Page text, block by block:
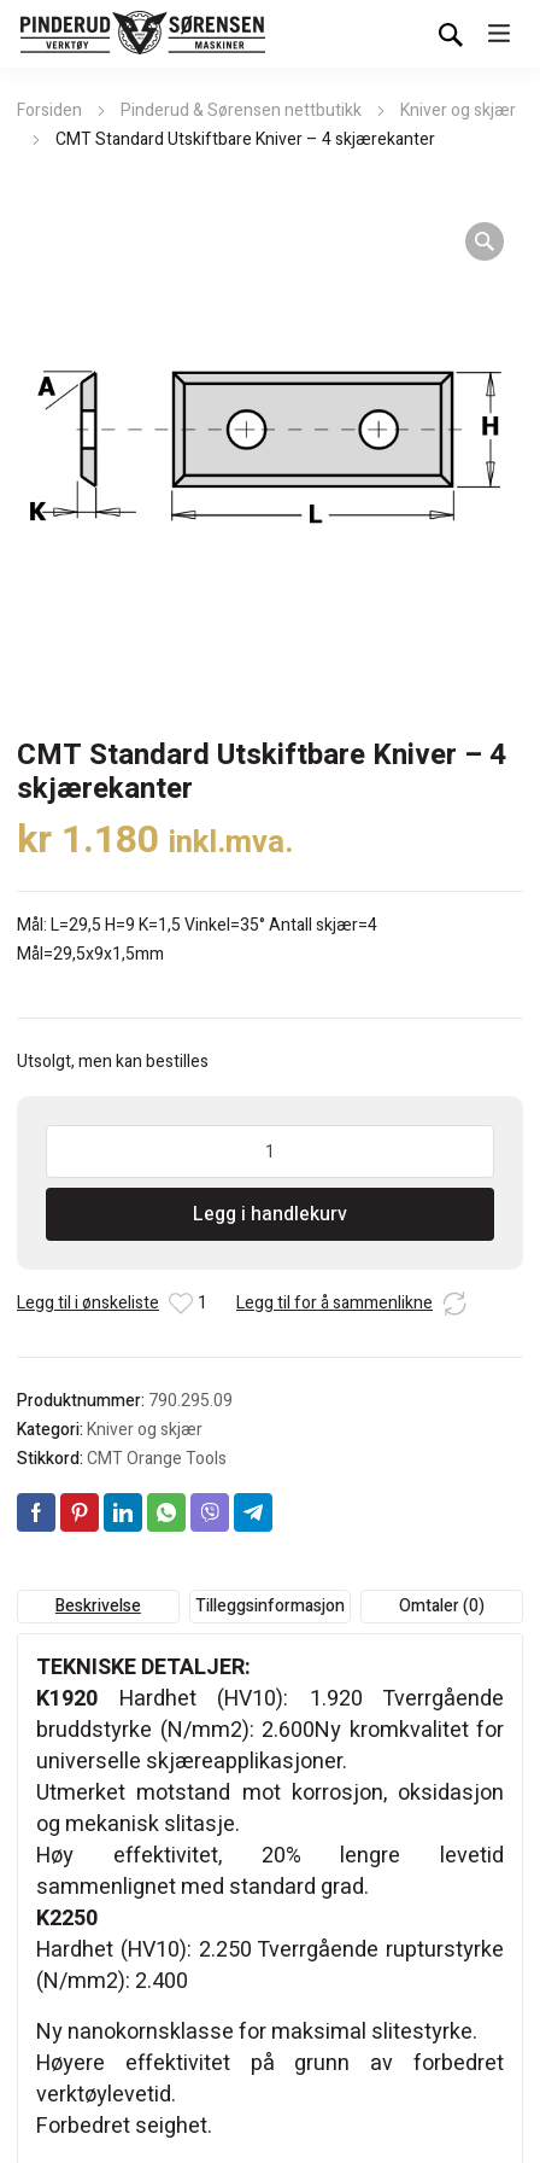
Forsiden Pinderud & Sørensen nettbutikk
Kniver og skjær
CMT Standard Utskiftbare Kniver – 4 skjærekanter
CMT Standard Utskiftbare Kniver – 4
skjærekanter
kr 1.180 inkl.mva.
Mål: L=29,5 H=9 K=1,5 Vinkel=35° Antall skjær=4
Mål=29,5x9x1,5mm
Utsolgt, men kan bestilles
Utskiftbare
-
skjærekanter
Legg i handlekurv
Legg til i ønskeliste 1 Legg til for å sammenlikne
Produktnummer: 790.295.09
Kategori:Kniver og skjær
Stikkord:CMT Orange Tools
Beskrivelse Tilleggsinformasjon Omtaler (0)
TEKNISKE DETALJER:
K1920 Hardhet (HV10): 1.920 Tverrgående
bruddstyrke (N/mm2): 2.600Ny kromkvalitet for
universelle skjæreapplikasjoner.
Utmerket motstand mot korrosjon, oksidasjon
og mekanisk slitasje.
Høy effektivitet, 20% lengre levetid
sammenlignet med standard grad.
K2250
Hardhet (HV10): 2.250 Tverrgående rupturstyrke
(N/mm2): 2.400
Ny nanokornsklasse for maksimal slitestyrke.
Høyere effektivitet på grunn av forbedret
verktøylevetid.
Forbedret seighet.